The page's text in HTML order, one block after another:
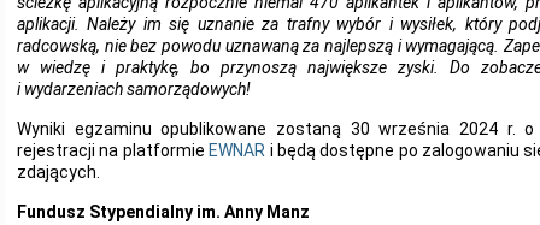
aplikacji. Należy im się uznanie za trafny wybór i wysiłek, który
radcowską, nie bez powodu uznawaną za najlepszą i wymagającą.
w wiedzę i praktykę, bo przynoszą największe zyski. Do
i wydarzeniach samorządowych!
Wyniki egzaminu opublikowane zostaną 30 września 2024 r.
rejestracji na platformie EWNAR i będą dostępne po zalogowaniu
zdających.
Fundusz Stypendialny im. Anny Manz